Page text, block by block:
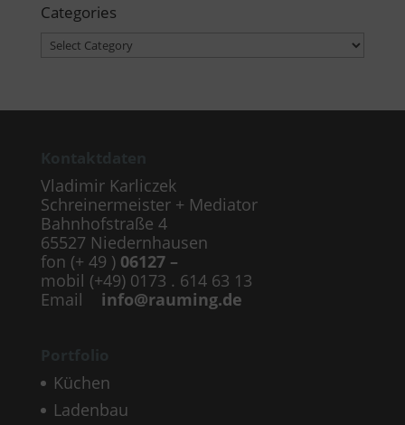
Categories
Categories
Vladimir Karliczek
Schreinermeister + Mediator
Bahnhofstraße 4
65527 Niedernhausen
fon (+ 49 ) 06127 –
mobil (+49) 0173 . 614 63 13
Email info@rauming.de
Küchen
Ladenbau